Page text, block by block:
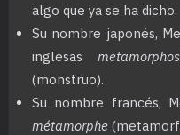
algo que ya se ha dicho.
Su nombre japonés,
inglesas
(monstruo).
Su nombre francés,
métamorphe